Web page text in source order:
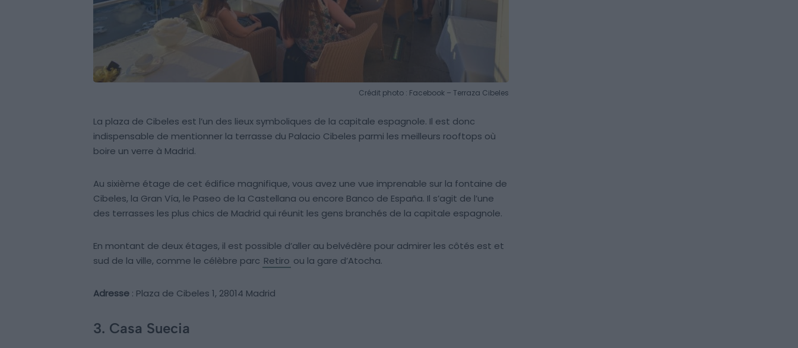
Crédit photo : Facebook – Terraza Cibeles
La plaza de Cibeles est l’un des lieux symboliques de la capitale espagnole. Il est donc
indispensable de mentionner la terrasse du Palacio Cibeles parmi les meilleurs rooftops où
boire un verre à Madrid.
Au sixième étage de cet édifice magnifique, vous avez une vue imprenable sur la fontaine de
Cibeles, la Gran Vía, le Paseo de la Castellana ou encore Banco de España. Il s’agit de l’une
des terrasses les plus chics de Madrid qui réunit les gens branchés de la capitale espagnole.
En montant de deux étages, il est possible d’aller au belvédère pour admirer les côtés est et
sud de la ville, comme le célèbre parc Retiro ou la gare d’Atocha.
Adresse : Plaza de Cibeles 1, 28014 Madrid
3. Casa Suecia